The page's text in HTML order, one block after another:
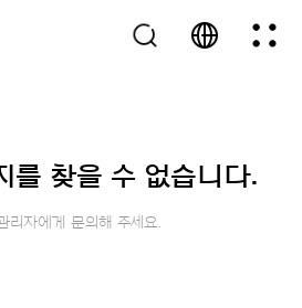
를 찾을 수 없습니다.
리자에게 문의해 주세요.